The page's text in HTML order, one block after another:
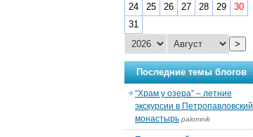
24
25 26 27 28 29
30
31
>
Последние темы блогов
“Храм у озера” – летние
экскурсии в Петропавловский
монастырь palomnik